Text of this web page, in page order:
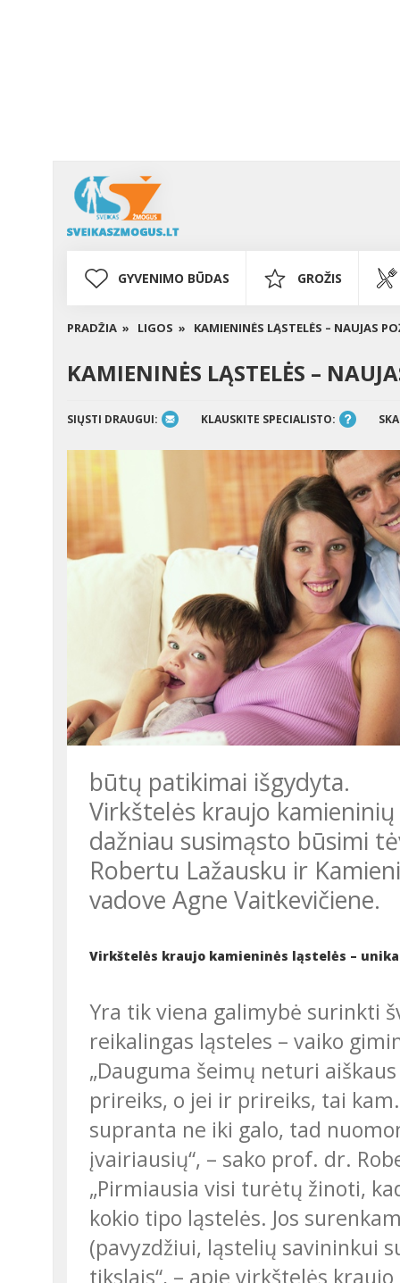
GYVENIMO BŪDAS GROŽIS
PRADŽIA » LIGOS » KAMIENINĖS LĄSTELĖS – NAUJAS
KAMIENINĖS LĄSTELĖS –
SIŲSTI DRAUGUI: KLAUSKITE SPECIALISTO:
būtų patikimai išgydyta.
Virkštelės kraujo kamieninių ląstelių išsaugojimas – tai, apie ką vis
dažniau susimąsto būsimi
Robertu Lažausku ir
vadove Agne Vaitkevičiene.
Virkštelės kraujo kamieninės ląstelės –
Yra tik viena galimybė surinkti švarias, sveikas ir efektyvias gydymui
reikalingas ląsteles – vaiko
„Dauguma šeimų neturi aiškaus supratimo, ar šių ląstelių kada nors
prireiks, o jei ir prireiks, tai
supranta ne iki galo, tad
įvairiausių“, – sako prof. dr.
„Pirmiausia visi turėtų žinoti, kad iš kamieninių ląstelių gali išsivystyti bet
kokio tipo ląstelės. Jos
(pavyzdžiui, ląstelių savininkui
tikslais“, – apie virkštelės